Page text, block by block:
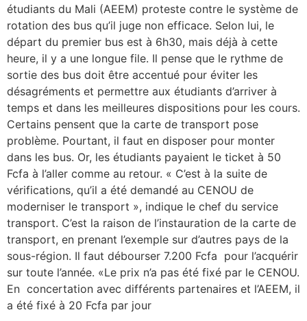
étudiants du Mali (AEEM) proteste contre le système de
rotation des bus qu’il juge non efficace. Selon lui, le
départ du premier bus est à 6h30, mais déjà à cette
heure, il y a une longue file. Il pense que le rythme de
sortie des bus doit être accentué pour éviter les
désagréments et permettre aux étudiants d’arriver à
temps et dans les meilleures dispositions pour les cours.
Certains pensent que la carte de transport pose
problème. Pourtant, il faut en disposer pour monter
dans les bus. Or, les étudiants payaient le ticket à 50
Fcfa à l’aller comme au retour. « C’est à la suite de
vérifications, qu’il a été demandé au CENOU de
moderniser le transport », indique le chef du service
transport. C’est la raison de l’instauration de la carte de
transport, en prenant l’exemple sur d’autres pays de la
sous-région. Il faut débourser 7.200 Fcfa pour l’acquérir
sur toute l’année. «Le prix n’a pas été fixé par le CENOU.
En concertation avec différents partenaires et l’AEEM, il
a été fixé à 20 Fcfa par jour